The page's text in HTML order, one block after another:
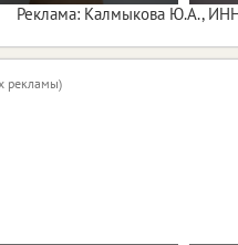
Реклама: Калмыкова Ю.А.,
рекламы)